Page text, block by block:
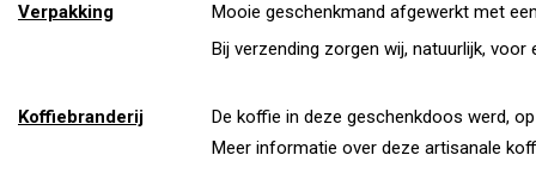
Verpakking
Mooie geschenkmand afgewerkt met
Bij verzending zorgen wij, natuurlijk,
Koffiebranderij
De koffie in deze geschenkdoos werd,
Meer informatie over deze artisanale